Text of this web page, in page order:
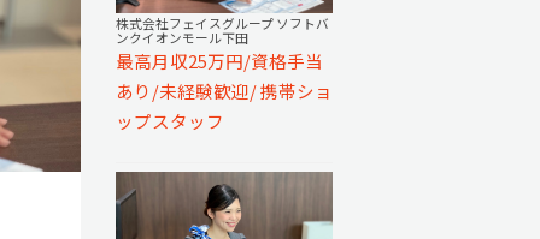
株式会社フェイスグループ ソフトバ
ンクイオンモール下田
最高月収25万円/資格手当
あり/未経験歓迎/ 携帯ショ
ップスタッフ